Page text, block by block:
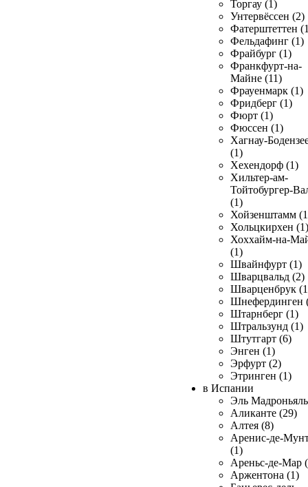
Торгау (1)
Унтервёссен (2)
Фатерштеттен
Фельдафинг (1)
Фрайбург (1)
Франкфурт-на-
Майне (11)
Фрауенмарк (1)
Фридберг (1)
Фюрт (1)
Фюссен (1)
Хагнау-
(1)
Хехендорф (1)
Хильтер-ам-
Тойтобургер-
(1)
Хойзенштамм
Хольцкирхен (1)
Хоххайм-на-
(1)
Швайнфурт (1)
Шварцвальд (2)
Шварценбрук
Шнефердинген
Штарнберг (1)
Штральзунд (1)
Штутгарт (6)
Энген (1)
Эрфурт (2)
Этринген (1)
в Испании
Эль
Аликанте (29)
Алтея (8)
Аренис-де-
(1)
Ареньс-де-Мар
Аржентона (1)